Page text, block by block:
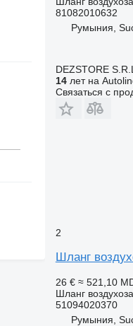
81082010632
Румыния,
DEZSTORE S.R.L.
14лет на
Связаться с
2
Шланг
26 € ≈ 521,10
Шланг
51094020370
Румыния,